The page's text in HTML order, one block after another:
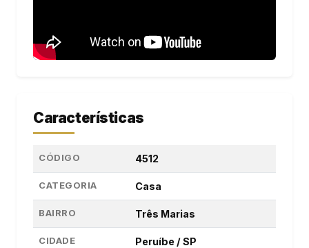
Características
CÓDIGO 4512
CATEGORIA Casa
BAIRRO Três Marias
CIDADE Peruíbe / SP